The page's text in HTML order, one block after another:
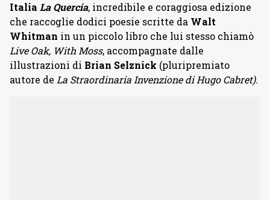
Italia La Quercia, incredibile e coraggiosa edizione
che raccoglie dodici poesie scritte da Walt
Whitman in un piccolo libro che lui stesso chiamò
Live Oak, With Moss, accompagnate dalle
illustrazioni di Brian Selznick (pluripremiato
autore de La Straordinaria Invenzione di Hugo Cabret).